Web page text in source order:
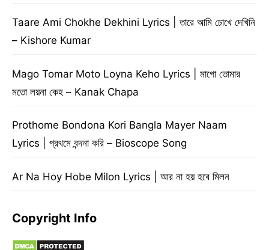
Taare Ami Chokhe Dekhini Lyrics | তারে আমি চোখে দেখিনি
– Kishore Kumar
Mago Tomar Moto Loyna Keho Lyrics | মাগো তোমার
মতো লয়না কেহ – Kanak Chapa
Prothome Bondona Kori Bangla Mayer Naam
Lyrics | প্রথমে বন্দনা করি – Bioscope Song
Ar Na Hoy Hobe Milon Lyrics | আর না হয় হবে মিলন
Copyright Info